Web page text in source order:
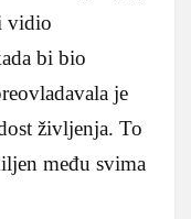
vidio
bi bio
je
življenja. To
među svima